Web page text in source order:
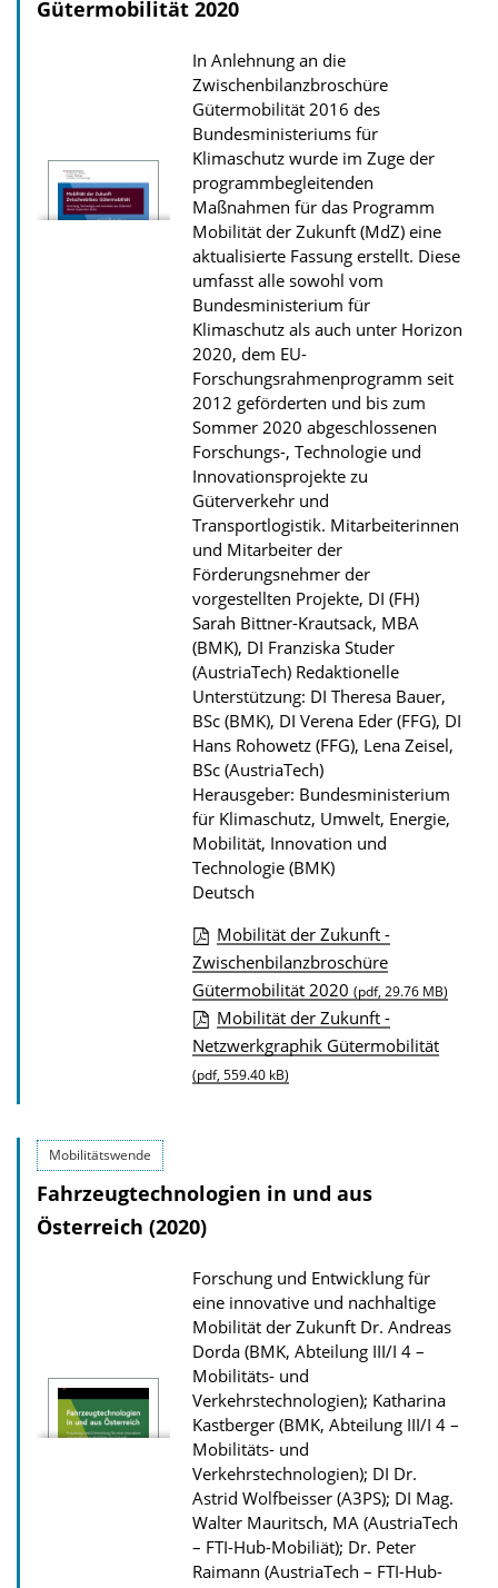
a
s
z
u
r
P
u
b
l
i
k
a
t
i
o
n
Gütermobilität 2020
In Anlehnung an die
Zwischenbilanzbroschüre
Gütermobilität 2016 des
Bundesministeriums für
Klimaschutz wurde im Zuge der
programmbegleitenden
Maßnahmen für das Programm
Mobilität der Zukunft (MdZ) eine
aktualisierte Fassung erstellt. Diese
umfasst alle sowohl vom
Bundesministerium für
Klimaschutz als auch unter Horizon
2020, dem EU-
Forschungsrahmenprogramm seit
2012 geförderten und bis zum
Sommer 2020 abgeschlossenen
Forschungs-, Technologie und
Innovationsprojekte zu
Güterverkehr und
Transportlogistik. Mitarbeiterinnen
und Mitarbeiter der
Förderungsnehmer der
vorgestellten Projekte, DI (FH)
Sarah Bittner-Krautsack, MBA
(BMK), DI Franziska Studer
(AustriaTech) Redaktionelle
Unterstützung: DI Theresa Bauer,
BSc (BMK), DI Verena Eder (FFG), DI
Hans Rohowetz (FFG), Lena Zeisel,
BSc (AustriaTech)
Herausgeber: Bundesministerium
für Klimaschutz, Umwelt, Energie,
Mobilität, Innovation und
Technologie (BMK)
Deutsch
D
o
w
n
l
d
z
u
r
P
u
b
l
i
k
a
t
Mobilität der Zukunft -
Zwischenbilanzbroschüre
Gütermobilität 2020 (pdf, 29.76 MB)
Mobilität der Zukunft -
Netzwerkgraphik Gütermobilität
(pdf, 559.40 kB)
Mobilitätswende
Fahrzeugtechnologien in und aus
Österreich (2020)
Forschung und Entwicklung für
eine innovative und nachhaltige
Mobilität der Zukunft Dr. Andreas
Dorda (BMK, Abteilung III/I 4 –
Mobilitäts- und
Verkehrstechnologien); Katharina
Kastberger (BMK, Abteilung III/I 4 –
Mobilitäts- und
Verkehrstechnologien); DI Dr.
Astrid Wolfbeisser (A3PS); DI Mag.
Walter Mauritsch, MA (AustriaTech
– FTI-Hub-Mobiliät); Dr. Peter
Raimann (AustriaTech – FTI-Hub-